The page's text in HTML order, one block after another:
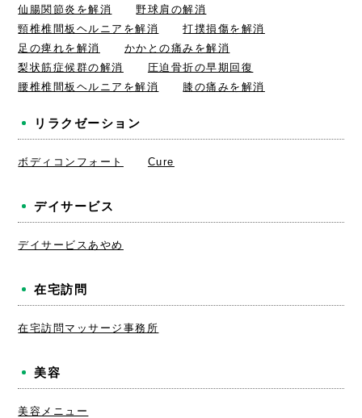
仙腸関節炎を解消
野球肩の解消
頸椎椎間板ヘルニアを解消
打撲損傷を解消
足の痺れを解消
かかとの痛みを解消
梨状筋症候群の解消
圧迫骨折の早期回復
腰椎椎間板ヘルニアを解消
膝の痛みを解消
リラクゼーション
ボディコンフォート Cure
デイサービス
デイサービスあやめ
在宅訪問
在宅訪問マッサージ事務所
美容
美容メニュー